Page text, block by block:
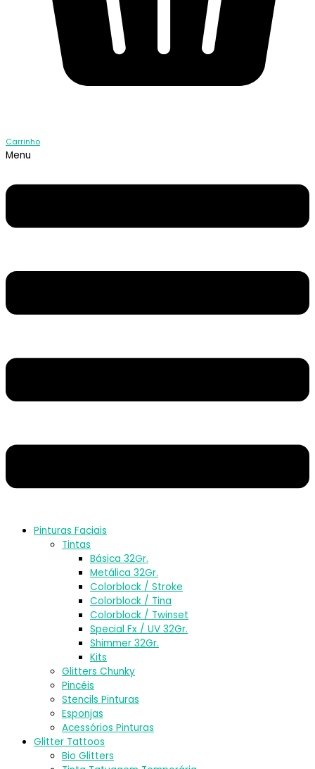
Carrinho
Menu
Pinturas Faciais
Tintas
Básica 32Gr.
Metálica 32Gr.
Colorblock / Stroke
Colorblock / Tina
Colorblock / Twinset
Special Fx / UV 32Gr.
Shimmer 32Gr.
Kits
Glitters Chunky
Pincéis
Stencils Pinturas
Esponjas
Acessórios Pinturas
Glitter Tattoos
Bio Glitters